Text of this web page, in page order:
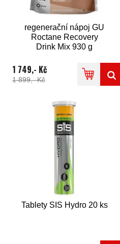
regenerační nápoj GU
Roctane Recovery
Drink Mix 930 g
1 749,- Kč
1 899,- Kč
Tablety SIS Hydro 20 ks